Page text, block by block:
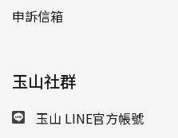
申訴信箱
玉山社群
玉山 LINE官方帳號